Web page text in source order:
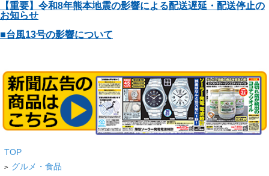
【重要】令和8年熊本地震の影響による配送遅延・配送停止の
お知らせ
■台風13号の影響について
TOP
> グルメ・食品